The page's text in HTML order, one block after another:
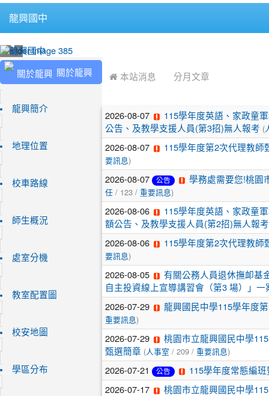
龍興國中
:::
關於龍興
龍興簡介
地理位置
校車路線
師生概況
處室分機
教室配置圖
校安地圖
學區分布
 本站消息 分月文章
文
章
列
表
2026-08-07
115學年度英語、家政童
公告、及教學支援人員(第3招)無人報考 (
2026-08-07 115學年度第2次代理教師
要訊息)
2026-08-07 公告 學務處需要您!桃園
任 / 123 / 重要訊息)
2026-08-06
115學年度英語、家政童
額公告、及教學支援人員(第2招)無人報考
2026-08-06 115學年度第2次代理教師
要訊息)
2026-08-05
有關公務人員退休撫卹基
自主投資線上宣導講習會（第3 場）」一
2026-07-29 龍興國民中學115學年度
重要訊息)
2026-07-29
桃園市立龍興國民中學
甄選簡章 (人事室 / 209 / 重要訊息)
2026-07-21 公告 115學年度常態編
2026-07-17 桃園市立龍興國民中學